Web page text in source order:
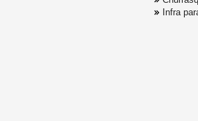
Infra